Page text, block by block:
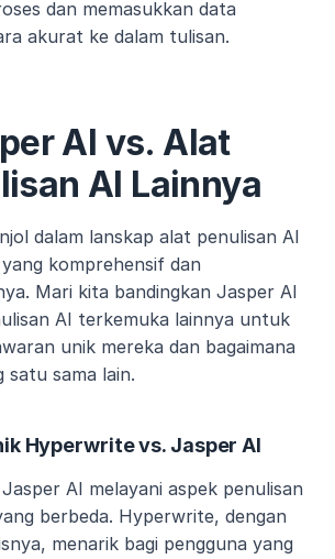
dan memasukkan data
akurat ke dalam tulisan.
AI vs. Alat
AI Lainnya
dalam lanskap alat penulisan AI
komprehensif dan
Mari kita bandingkan Jasper AI
AI terkemuka lainnya untuk
unik mereka dan bagaimana
satu sama lain.
Hyperwrite vs. Jasper AI
AI melayani aspek penulisan
berbeda. Hyperwrite, dengan
menarik bagi pengguna yang